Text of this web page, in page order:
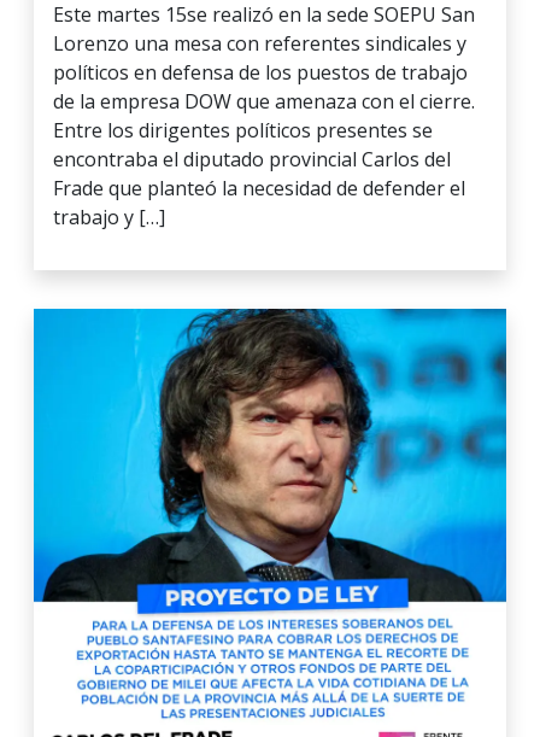
Este martes 15se realizó en la sede SOEPU San
Lorenzo una mesa con referentes sindicales y
políticos en defensa de los puestos de trabajo
de la empresa DOW que amenaza con el cierre.
Entre los dirigentes políticos presentes se
encontraba el diputado provincial Carlos del
Frade que planteó la necesidad de defender el
trabajo y […]